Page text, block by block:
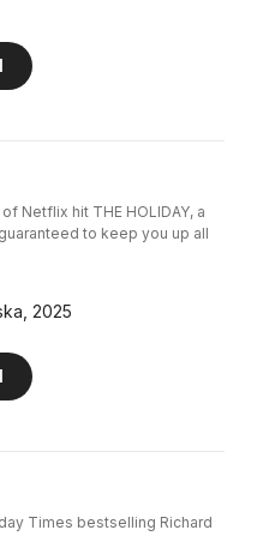
Totalt antal röster:
Netflix hit THE HOLIDAY, a
to keep you up all
2025
Times bestselling Richard